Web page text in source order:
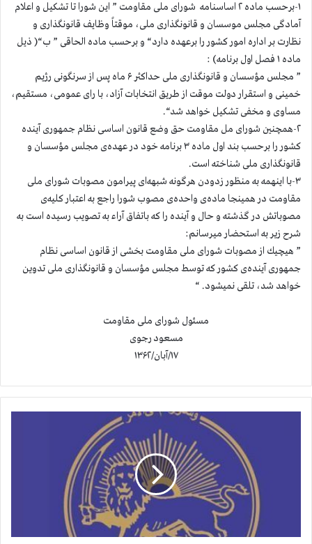
۱-برحسب ماده ۲ اساسنامه شورای ملی مقاومت ” این شورا تا تشکیل و اعلام
آمادگی مجلس موسسان و قانونگذاری ملی، موقتاً وظایف قانونگذاری و
نظارت بر اداره امور کشور را برعهده دارد“ و برحسب ماده الحاقی ” ب“( ذیل
ماده ۱ فصل اول برنامه) :
” مجلس مؤسسان و قانونگذاری ملی حداکثر ۶ ماه پس از سرنگونی رژیم
خمینی و استقرار دولت موقت از طریق انتخابات آزاد، با رای عمومی، مستقیم،
مساوی و مخفی تشكيل خواهد شد“.
۲-همچنين شورای مل مقاومت حق وضع قانون اساسی نظام جمهوری آينده
كشور را برحسب بند اول ماده ۳ برنامه خود در عهده‌ی مجلس مؤسسان و
قانونگذاری ملی شناخته است.
۳-با اینهمه به منظور زدودن هرگونه شبهه‌ای پیرامون مصوبات شورای ملی
مقاومت در همینجا ماده‌ی واحده‌ی مصوب شورا راجع به اعتبار کليه‌ی
مصوباتش در گذشته و حال و آينده را كه باتفاق آراء به تصویب رسیده است به
شرح زير به استحضار میرسانم:
” هيچيك از مصوبات شورای ملی مقاومت بخشی از قانون اساسی نظام
جمهوری آينده‌ی كشور كه توسط مجلس مؤسسان و قانونگذاری ملی تدوين
خواهد شد، تلقی نميشود. “
مسئول شورای ملی مقاومت
مسعود رجوی
۱۷/آبان/۱۳۶۲
ر